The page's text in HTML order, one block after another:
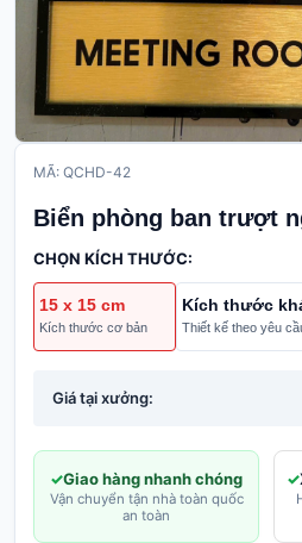
MÃ: QCHD-42
Biển phòng ban trượt
CHỌN KÍCH THƯỚC:
15 x 15 cm
Kích thước cơ bản
Kích thước
Thiết kế theo yêu
Giá tại xưởng:
Giao hàng nhanh chóng
Vận chuyển tận nhà toàn quốc
an toàn